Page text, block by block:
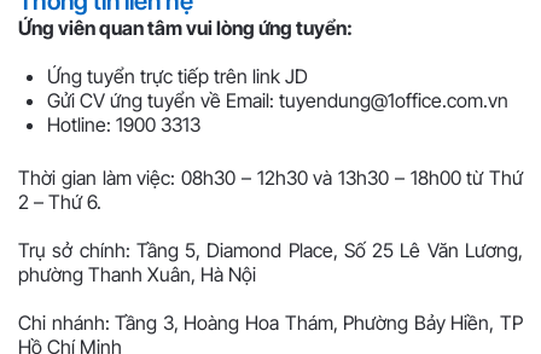
Ứng viên quan tâm vui lòng ứng tuyển:
Ứng tuyển trực tiếp trên link JD
Gửi CV ứng tuyển về Email: tuyendung@1office.com.vn
Hotline: 1900 3313
Thời gian làm việc: 08h30 – 12h30 và 13h30 – 18h00 từ Thứ
2 – Thứ 6.
Trụ sở chính: Tầng 5, Diamond Place, Số 25 Lê Văn Lương,
phường Thanh Xuân, Hà Nội
Chi nhánh: Tầng 3, Hoàng Hoa Thám, Phường Bảy Hiền, TP
Hồ Chí Minh